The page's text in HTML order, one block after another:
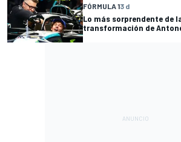
FÓRMULA 13 d
Lo más sorprendente de
transformación de